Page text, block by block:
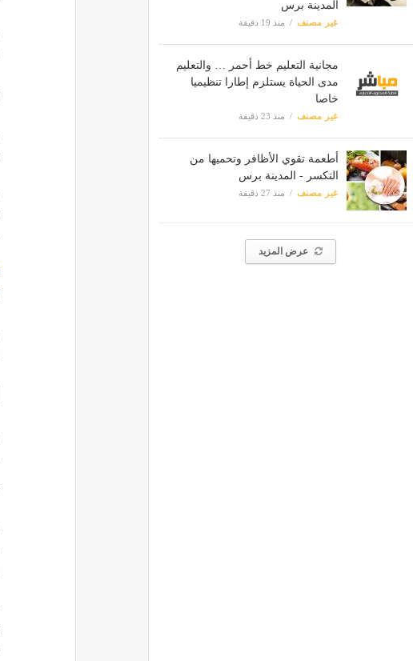
المدينة برس
غير مصنف منذ 19 دقيقة
مجانية التعليم خط أحمر … والتعليم
مدى الحياة يستلزم إطارا تنظيميا
خاصا
غير مصنف منذ 23 دقيقة
أطعمة تقوي الأظافر وتحميها من
التكسر - المدينة برس
غير مصنف منذ 27 دقيقة
عرض المزيد